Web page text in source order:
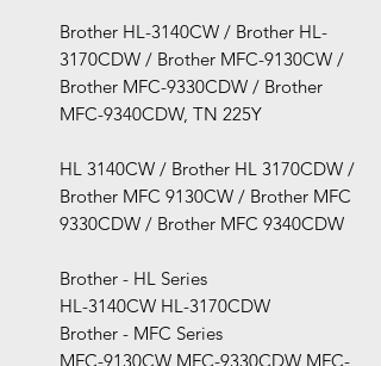
Brother HL-3140CW / Brother HL-
3170CDW / Brother MFC-9130CW /
Brother MFC-9330CDW / Brother
MFC-9340CDW, TN 225Y
HL 3140CW / Brother HL 3170CDW /
Brother MFC 9130CW / Brother MFC
9330CDW / Brother MFC 9340CDW
Brother - HL Series
HL-3140CW HL-3170CDW
Brother - MFC Series
MFC-9130CW MFC-9330CDW MFC-